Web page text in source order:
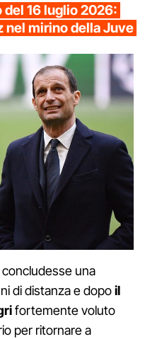
16 luglio 2026:
nel mirino della Juve
una
di distanza e dopoil
fortemente voluto
per ritornare a